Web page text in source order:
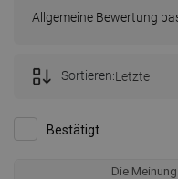
Allgemeine Bewertung
Bestätigt
Sortieren:Letzte
Die